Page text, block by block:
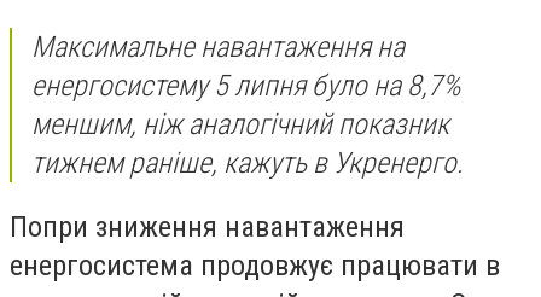
Максимальне навантаження на
енергосистему 5 липня було на 8,7%
меншим, ніж аналогічний показник
тижнем раніше, кажуть в Укренерго.
Попри зниження навантаження
енергосистема продовжує працювати в